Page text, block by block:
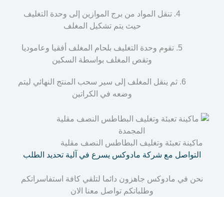
تنقل المواد من برج الموازين إلى وحدة التغليف
حيث يتم تشكيل المغلف
تقوم وحدة التغليف بلحام المغلف أفقيا وعاموديا
وتقص المغلف بواسطة السكين
ثم ينقل المغلف إلى سير سحب المنتج النهائي ليتم
وضعه في الكراتين
ماكينة تعبئة وتغليف البطاطس النصف مقلية
التواصل مع شركة مادوكس يسرع في آلية تحديد الطلب
نحن في مادوكس جاهزون دائما لتلقي كافة استفاسراتكم
وطلباتكم تواصل معنا الان